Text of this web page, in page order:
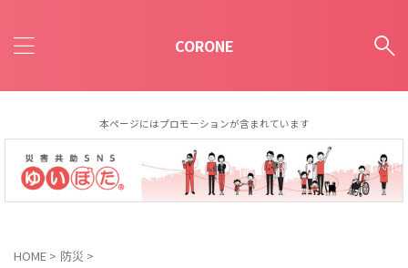
CORONE
本ページにはプロモーションが含まれています
HOME > 防災 >